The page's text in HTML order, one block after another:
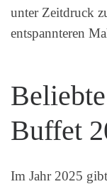
unter Zeitdruck
entspannteren
Buffet
Im Jahr 2025